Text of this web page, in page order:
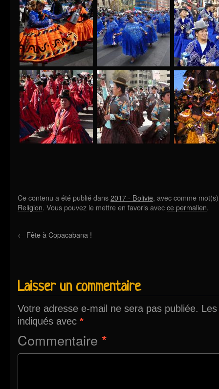
Ce contenu a été publié dans2017 - Bolivie, avec comme
Religion. Vous pouvez le mettre en favoris avecce permalien.
← Fête à Copacabana !
Laisser un commentaire
Votre adresse e-mail ne sera pas publiée.
indiqués avec *
Commentaire *